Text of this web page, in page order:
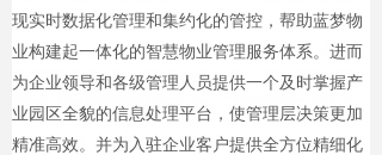
现实时数据化管理和集约化的管控，帮助蓝梦物
业构建起一体化的智慧物业管理服务体系。进而
为企业领导和各级管理人员提供一个及时掌握产
业园区全貌的信息处理平台，使管理层决策更加
精准高效。并为入驻企业客户提供全方位精细化